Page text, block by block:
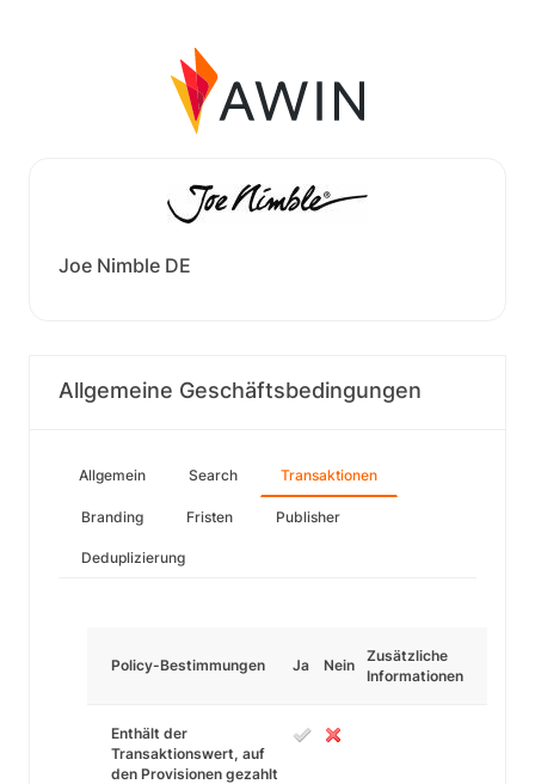
Joe Nimble DE
Allgemeine Geschäftsbedingungen
Allgemein Search Transaktionen
Branding Fristen Publisher
Deduplizierung
Policy-Bestimmungen Ja Nein
Zusätzliche
Informationen
Enthält der
Transaktionswert, auf
den Provisionen gezahlt